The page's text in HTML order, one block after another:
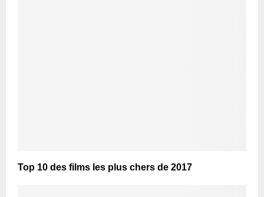
Top 10 des films les plus chers de 2017